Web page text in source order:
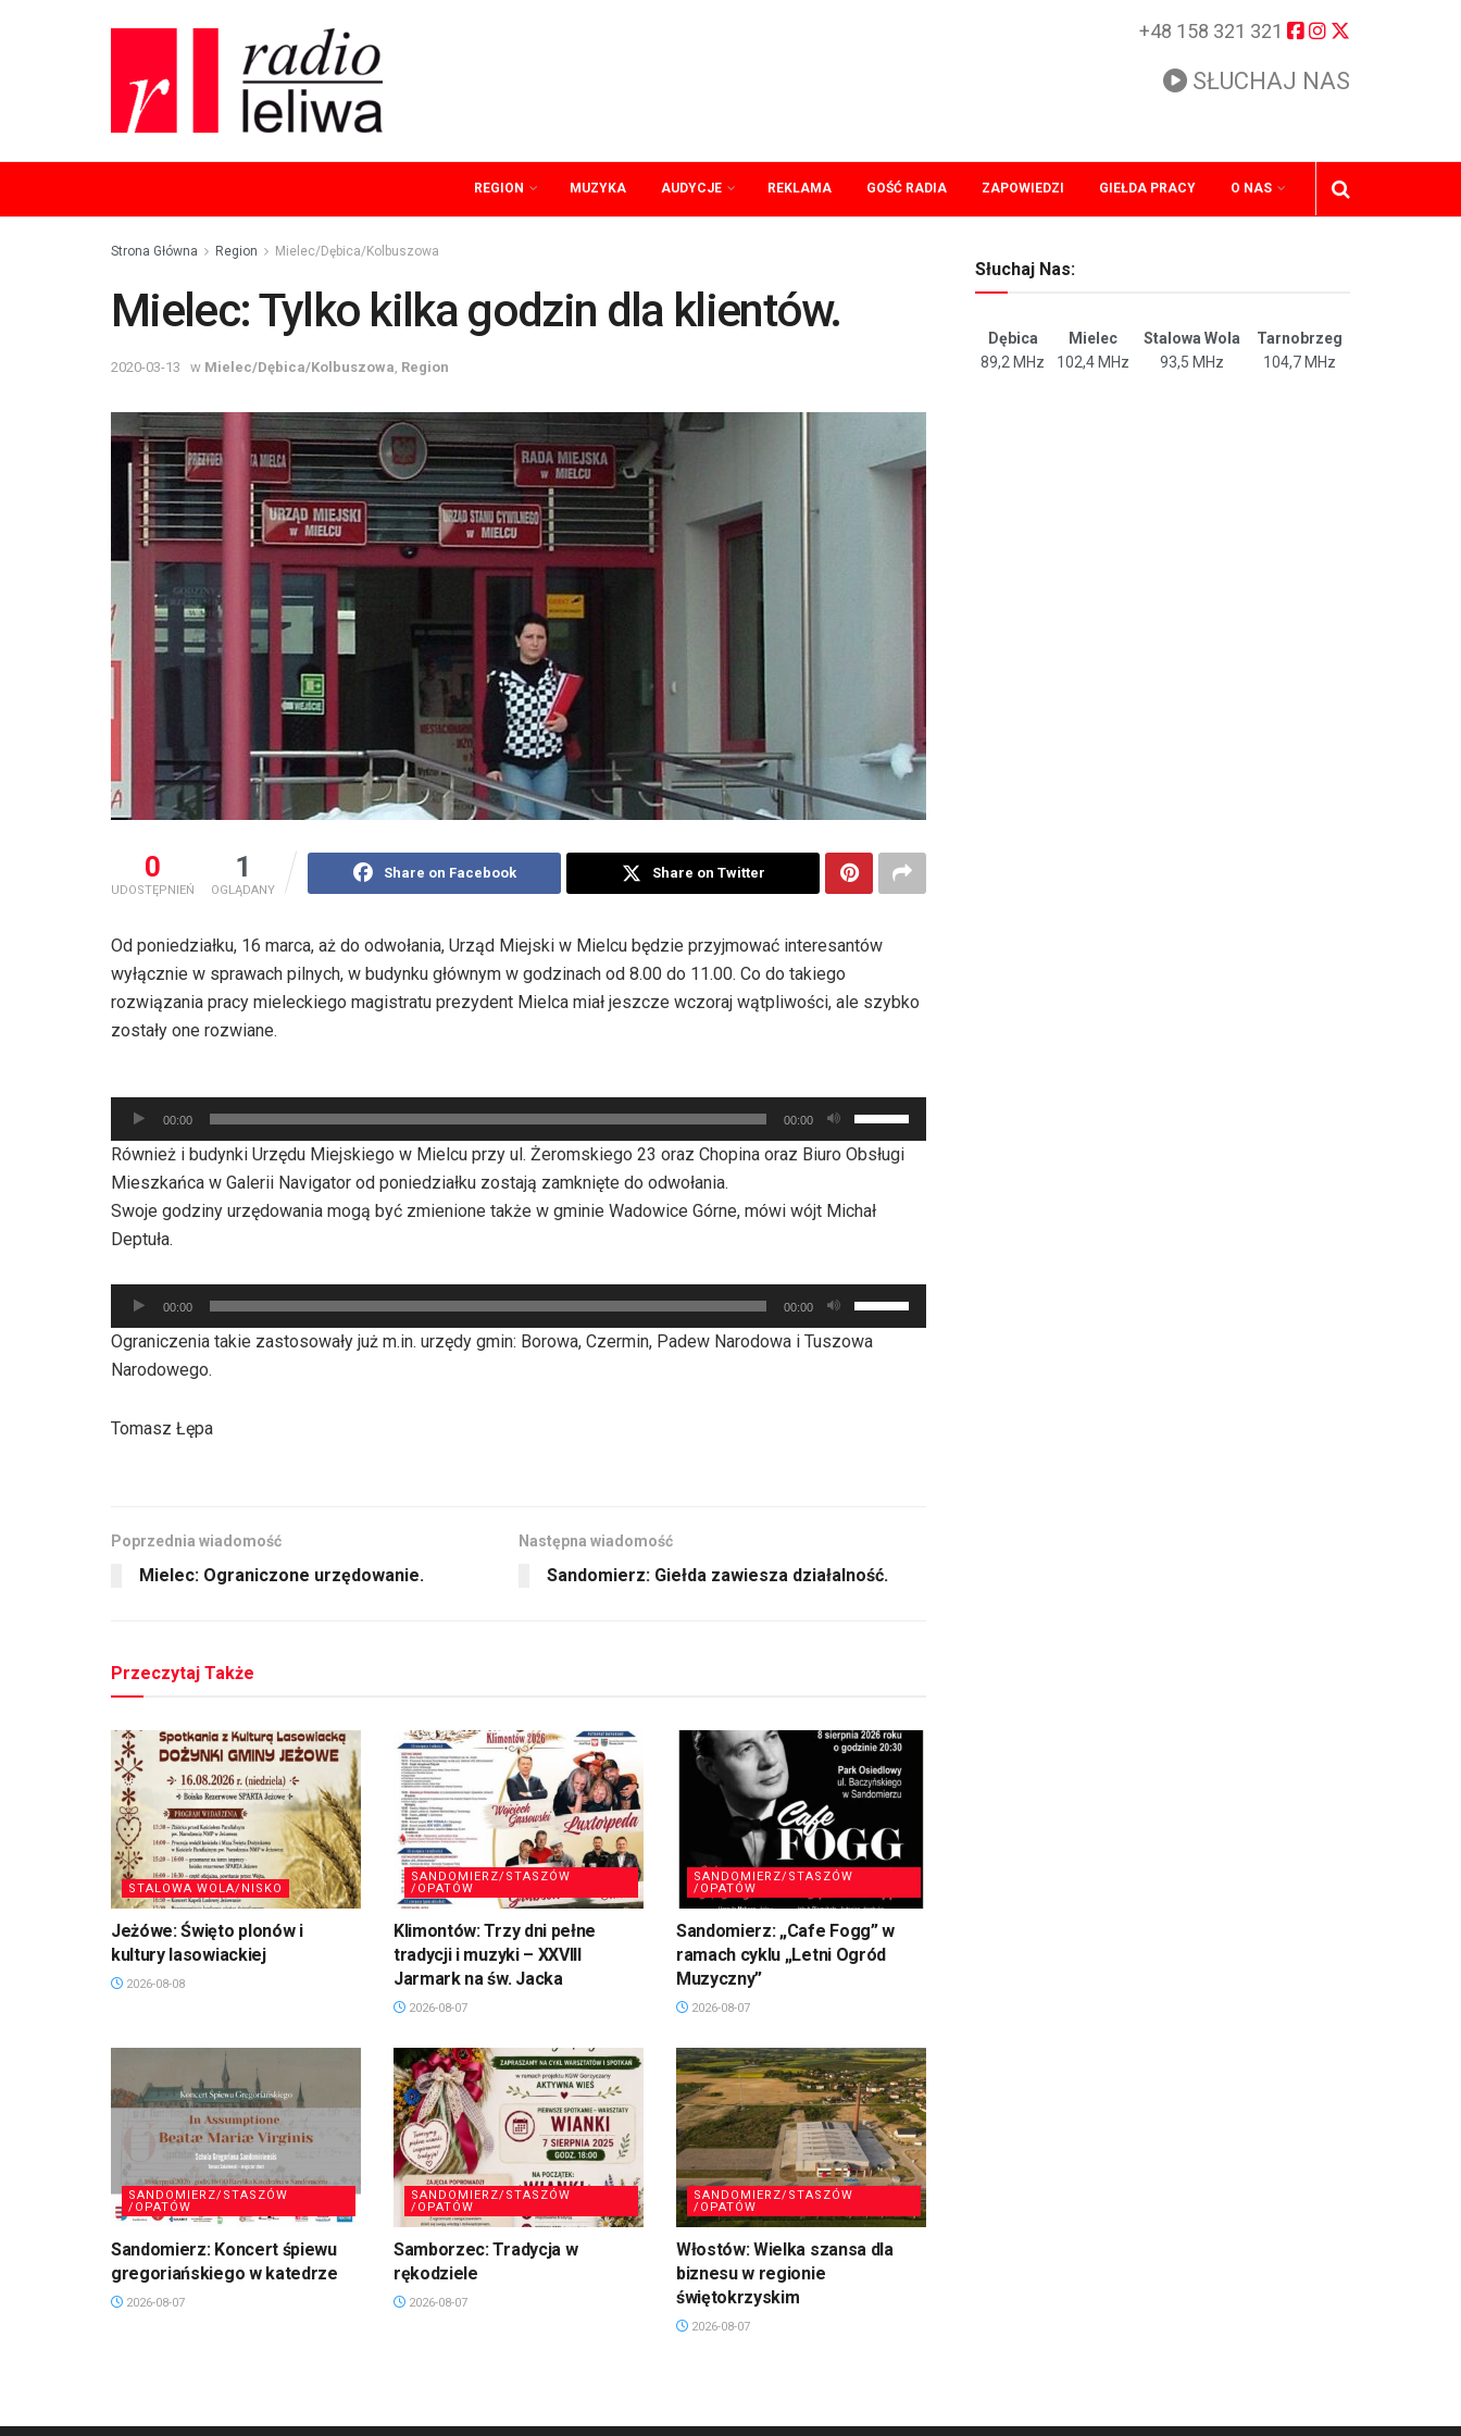
+48 158 321 321
SŁUCHAJ NAS
REGION MUZYKA AUDYCJE REKLAMA GOŚĆ RADIA ZAPOWIEDZI GIEŁDA PRACY O NAS
Strona Główna Region Mielec/Dębica/Kolbuszowa
Mielec: Tylko kilka godzin dla klientów.
2020-03-13 w Mielec/Dębica/Kolbuszowa Region
0
UDOSTĘPNIEŃ
1
OGLĄDANY
Share on Facebook Share on Twitter
Od poniedziałku, 16 marca, aż do odwołania, Urząd Miejski w Mielcu będzie przyjmować interesantów
wyłącznie w sprawach pilnych, w budynku głównym w godzinach od 8.00 do 11.00. Co do takiego
rozwiązania pracy mieleckiego magistratu prezydent Mielca miał jeszcze wczoraj wątpliwości, ale szybko
zostały one rozwiane.
Odtwarzacz
plików
dźwiękowych
00:00 00:00
strzałek
do
oraz
aby
zwiększyć
Również i budynki Urzędu Miejskiego w Mielcu przy ul. Żeromskiego 23 oraz Chopina oraz Biuro Obsługi
Mieszkańca w Galerii Navigator od poniedziałku zostają zamknięte do odwołania.
Swoje godziny urzędowania mogą być zmienione także w gminie Wadowice Górne, mówi wójt Michał
Deptuła.
Odtwarzacz
plików
dźwiękowych
00:00 00:00
strzałek
do
zmniejszyć
Ograniczenia takie zastosowały już m.in. urzędy gmin: Borowa, Czermin, Padew Narodowa i Tuszowa
Narodowego.
Tomasz Łępa
Poprzednia wiadomość
Mielec: Ograniczone urzędowanie.
Następna wiadomość
Sandomierz: Giełda zawiesza działalność.
Przeczytaj Także
STALOWA WOLA/NISKO
Jeżówe: Święto plonów i
kultury lasowiackiej
2026-08-08
SANDOMIERZ/STASZÓW
/OPATÓW
Klimontów: Trzy dni pełne
tradycji i muzyki – XXVIII
Jarmark na św. Jacka
2026-08-07
SANDOMIERZ/STASZÓW
/OPATÓW
Sandomierz: „Cafe Fogg” w
ramach cyklu „Letni Ogród
Muzyczny”
2026-08-07
SANDOMIERZ/STASZÓW
/OPATÓW
Sandomierz: Koncert śpiewu
gregoriańskiego w katedrze
2026-08-07
SANDOMIERZ/STASZÓW
/OPATÓW
Samborzec: Tradycja w
rękodziele
2026-08-07
SANDOMIERZ/STASZÓW
/OPATÓW
Włostów: Wielka szansa dla
biznesu w regionie
świętokrzyskim
2026-08-07
Słuchaj Nas:
Dębica Mielec Stalowa Wola
Tarnobrzeg
89,2 MHz
102,4 MHz 93,5 MHz 104,7 MHz